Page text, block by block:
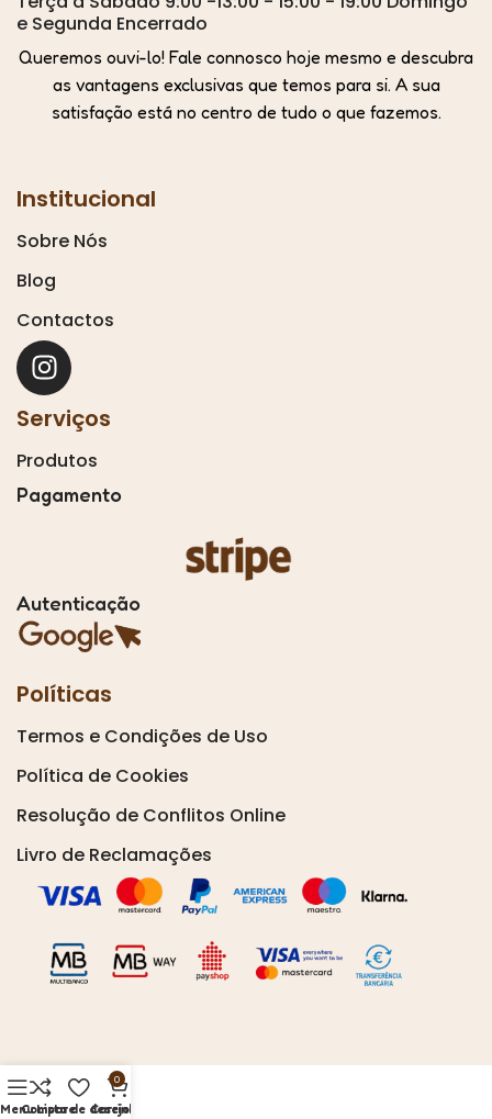
e Segunda Encerrado
Queremos ouvi-lo! Fale connosco hoje mesmo e descubra
as vantagens exclusivas que temos para si. A sua
satisfação está no centro de tudo o que fazemos.
Institucional
Sobre Nós
Blog
Contactos
Serviços
Produtos
Pagamento
Autenticação
Políticas
Termos e Condições de Uso
Política de Cookies
Resolução de Conflitos Online
Livro de Reclamações
MenuCompare
Lista de desejos
0
Carrinho